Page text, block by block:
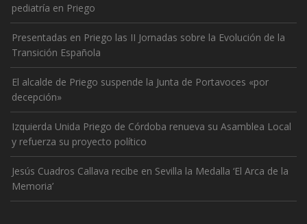
pediatría en Priego
Presentadas en Priego las II Jornadas sobre la Evolución de la
Transición Española
El alcalde de Priego suspende la Junta de Portavoces «por
decepción»
Izquierda Unida Priego de Córdoba renueva su Asamblea Local
y refuerza su proyecto político
Jesús Cuadros Callava recibe en Sevilla la Medalla ‘El Arca de la
Memoria’